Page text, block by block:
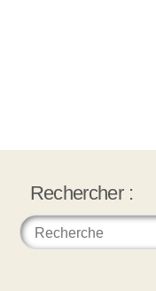
Rechercher :